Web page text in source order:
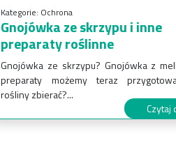
Kategorie: Ochrona
Gnojówka ze skrzypu i inne
preparaty roślinne
Gnojówka ze skrzypu? Gnojówka z
preparaty możemy teraz
rośliny zbierać?...
Czytaj